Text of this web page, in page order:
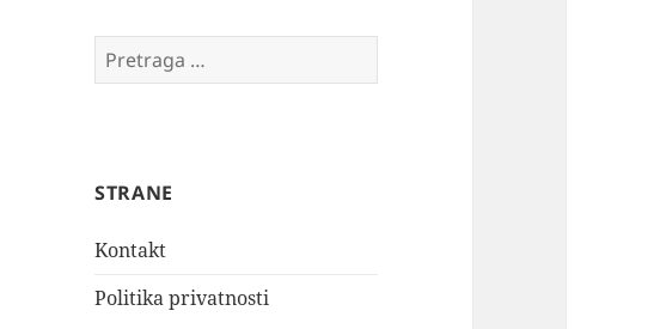
Pretraga
za:
STRANE
Kontakt
Politika privatnosti